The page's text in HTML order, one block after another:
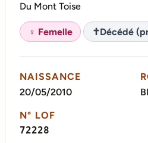
Du Mont Toise
♀ Femelle ✝Décédé
NAISSANCE
20/05/2010
N° LOF
72228